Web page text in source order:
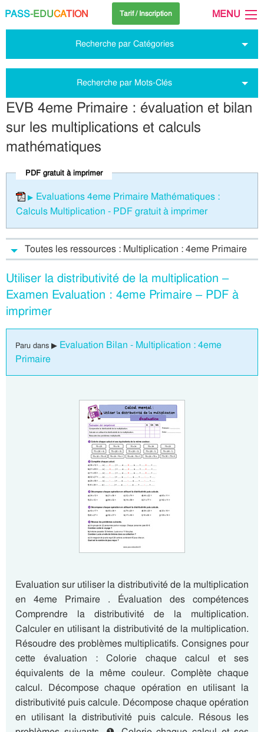
PASS-EDUCATION Tarif / Inscription MENU
Recherche par Catégories
Recherche par Mots-Clés
EVB 4eme Primaire : évaluation et bilan
sur les multiplications et calculs
mathématiques
PDF gratuit à imprimer
Evaluations 4eme Primaire Mathématiques :
Calculs Multiplication - PDF gratuit à imprimer
Toutes les ressources : Multiplication : 4eme Primaire
Utiliser la distributivité de la multiplication –
Examen Evaluation : 4eme Primaire – PDF à
imprimer
Paru dans ▶ Evaluation Bilan - Multiplication : 4eme
Primaire
Evaluation sur utiliser la distributivité de la multiplication
en 4eme Primaire . Évaluation des compétences
Comprendre la distributivité de la multiplication.
Calculer en utilisant la distributivité de la multiplication.
Résoudre des problèmes multiplicatifs. Consignes pour
cette évaluation : Colorie chaque calcul et ses
équivalents de la même couleur. Complète chaque
calcul. Décompose chaque opération en utilisant la
distributivité puis calcule. Décompose chaque opération
en utilisant la distributivité puis calcule. Résous les